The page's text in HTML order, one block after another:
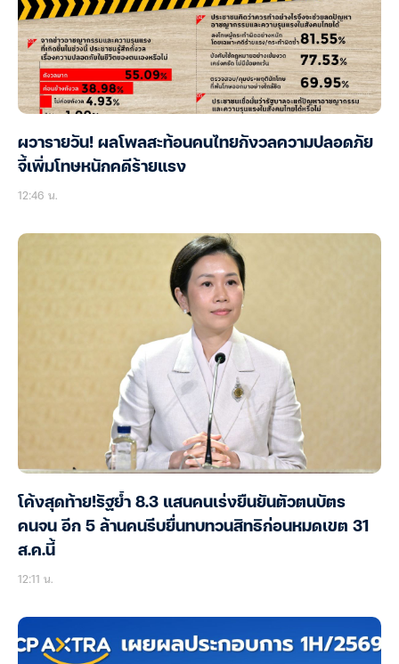
ผวารายวัน! ผลโพลสะท้อนคนไทยกังวลความปลอดภัย
จี้เพิ่มโทษหนักคดีร้ายแรง
12:46 น.
โค้งสุดท้าย!รัฐย้ำ 8.3 แสนคนเร่งยืนยันตัวตนบัตร
คนจน อีก 5 ล้านคนรีบยื่นทบทวนสิทธิก่อนหมดเขต 31
ส.ค.นี้
12:11 น.